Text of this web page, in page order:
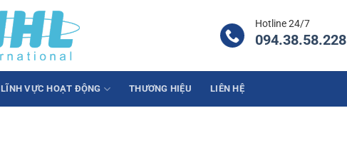
Hotline 24/7
094.38.58.228
LĨNH VỰC HOẠT ĐỘNG THƯƠNG HIỆU LIÊN HỆ